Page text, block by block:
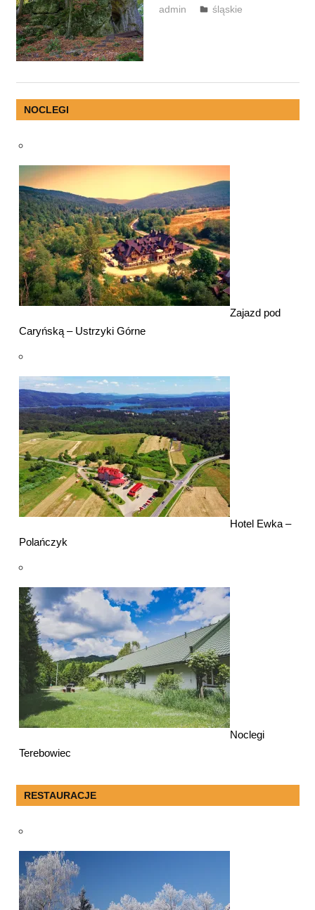
admin
śląskie
NOCLEGI
Zajazd pod
Caryńską – Ustrzyki Górne
Hotel Ewka –
Polańczyk
Noclegi
Terebowiec
RESTAURACJE